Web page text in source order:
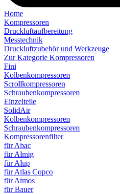
Home
Kompressoren
Druckluftaufbereitung
Messtechnik
Druckluftzubehör und Werkzeuge
Zur Kategorie Kompressoren
Fini
Kolbenkompressoren
Scrollkompressoren
Schraubenkompressoren
Einzelteile
SolidAir
Kolbenkompressoren
Schraubenkompressoren
Kompressorenfilter
für Abac
für Almig
für Alup
für Atlas Copco
für Atmos
für Bauer